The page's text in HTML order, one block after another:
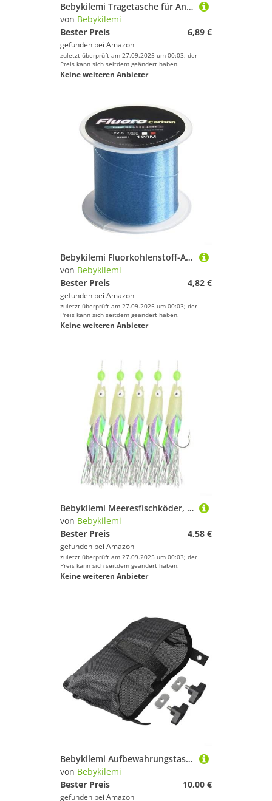
Bebykilemi Tragetasche für Angelruten aus Segeltuch, große Kapazität, faltbar, Aufbewahrungskoffer, tragbarer Angler-Ausrüstungs-Organizer mit elastischem Verschluss für Ruten, Rollen (Blau, 1,4 m)
von Bebykilemi
Bester Preis
6,89 €
gefunden bei Amazon
zuletzt überprüft am 27.09.2025 um 00:03; der
Preis kann sich seitdem geändert haben.
Keine weiteren Anbieter
Bebykilemi Fluorkohlenstoff-Angelschnur, 120 m, Kohlefaser-Vorfach, 1,9–15,6 kg, hochfest, abriebfest, weiche Schnur für Salzwasser, Süßwasser-Angeln (Blaue Punkte 7)
von Bebykilemi
Bester Preis
4,82 €
gefunden bei Amazon
zuletzt überprüft am 27.09.2025 um 00:03; der
Preis kann sich seitdem geändert haben.
Keine weiteren Anbieter
Bebykilemi Meeresfischköder, tiefes Wasser, mehrere Haken, Karbonstahl, leuchtende Haken, Barsch, Dorsch, Salzwasser, Angelausrüstung, Nachtangeln, Ausrüstung mit Schnappverbindungen, 5-teiliges Set
von Bebykilemi
Bester Preis
4,58 €
gefunden bei Amazon
zuletzt überprüft am 27.09.2025 um 00:03; der
Preis kann sich seitdem geändert haben.
Keine weiteren Anbieter
Bebykilemi Aufbewahrungstasche Mesh Organizer für Kanu Boot Marine Ausrüstung Tasche Angelgerät Wasserflaschenhalter Rafting Camping Zubehör Schwarz Nylon
von Bebykilemi
Bester Preis
10,00 €
gefunden bei Amazon